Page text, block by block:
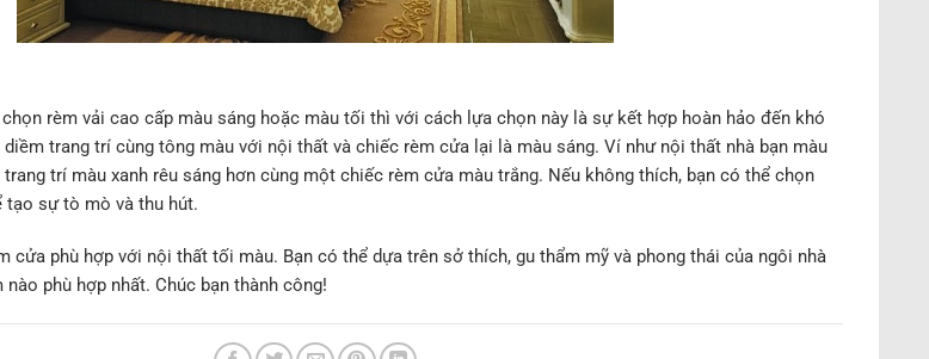
rèm vải cao cấp màu sáng hoặc màu tối thì với cách lựa chọn này là sự kết hợp hoàn hảo đến khó
trang trí cùng tông màu với nội thất và chiếc rèm cửa lại là màu sáng. Ví như nội thất nhà bạn màu
trí màu xanh rêu sáng hơn cùng một chiếc rèm cửa màu trắng. Nếu không thích, bạn có thể chọn
tạo sự tò mò và thu hút.
cửa phù hợp với nội thất tối màu. Bạn có thể dựa trên sở thích, gu thẩm mỹ và phong thái của ngôi nhà
phù hợp nhất. Chúc bạn thành công!